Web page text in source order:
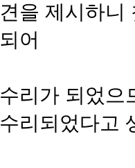
견을 제시하니
되어
수리가 되었으
수리되었다고